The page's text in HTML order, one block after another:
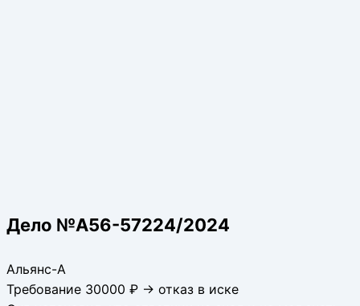
Дело №А56-57224/2024
Альянс-А
Требование 30000 ₽ → отказ в иске